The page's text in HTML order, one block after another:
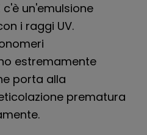
c'è un'emulsione
i raggi UV.
estremamente
porta alla
prematura